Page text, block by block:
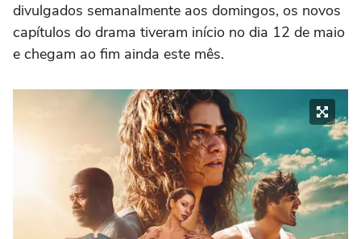
divulgados semanalmente aos domingos, os novos
capítulos do drama tiveram início no dia 12 de maio
e chegam ao fim ainda este mês.